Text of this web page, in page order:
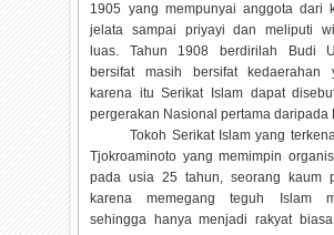
1905 yang mempunyai anggota dari
jelata sampai priyayi dan meliputi
luas. Tahun 1908 berdirilah Budi
bersifat masih bersifat kedaerahan
karena itu Serikat Islam dapat
pergerakan Nasional pertama daripada
Tokoh Serikat Islam yang
Tjokroaminoto yang memimpin
pada usia 25 tahun, seorang kaum
karena memegang teguh Islam
sehingga hanya menjadi rakyat